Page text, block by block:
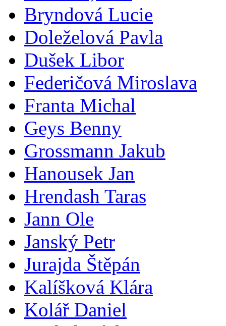
Bryndová Lucie
Doleželová Pavla
Dušek Libor
Federičová Miroslava
Franta Michal
Geys Benny
Grossmann Jakub
Hanousek Jan
Hrendash Taras
Jann Ole
Janský Petr
Jurajda Štěpán
Kalíšková Klára
Kolář Daniel